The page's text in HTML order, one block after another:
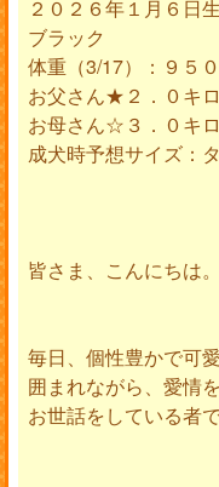
２０２６年１月６
ブラック
体重（3/17）：９５
お父さん★２．０キ
お母さん☆３．０キ
成犬時予想サイズ：
皆さま、こんにちは。
毎日、個性豊かで可
囲まれながら、愛情
お世話をしている者で